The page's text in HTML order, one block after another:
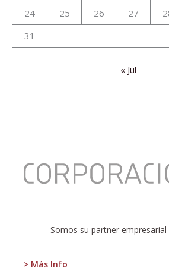
24
25 26 27
31
« Jul
Somos su partner empresarial
> Más Info
vicio
de